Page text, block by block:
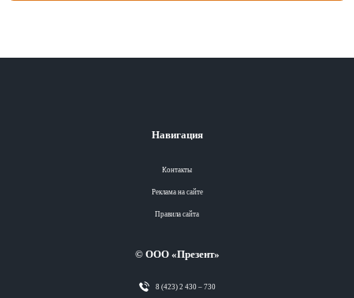
Навигация
Контакты
Реклама на сайте
Правила сайта
© ООО «Презент»
8 (423) 2 430 – 730